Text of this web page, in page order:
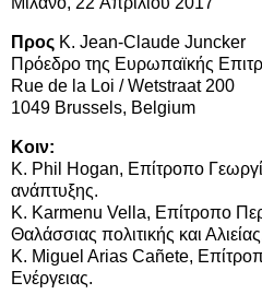
Προς Κ. Jean-Claude Juncker
Πρόεδρο της Ευρωπαϊκής
Rue de la Loi / Wetstraat 200
1049 Brussels, Belgium
Κοιν:
Κ. Phil Hogan, Επίτροπο
ανάπτυξης.
Κ. Karmenu Vella, Επίτροπο
Θαλάσσιας πολιτικής και
Κ. Miguel Arias Cañete,
Ενέργειας.